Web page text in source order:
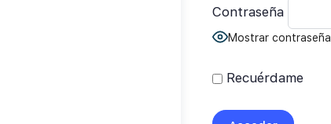
Contraseña
Mostrar contraseña
Recuérdame